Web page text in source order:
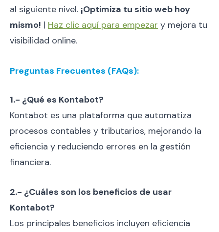
al siguiente nivel. ¡Optimiza tu sitio web hoy
mismo! | Haz clic aquí para empezar y mejora tu
visibilidad online.
Preguntas Frecuentes (FAQs):
1.- ¿Qué es Kontabot?
Kontabot es una plataforma que automatiza
procesos contables y tributarios, mejorando la
eficiencia y reduciendo errores en la gestión
financiera.
2.- ¿Cuáles son los beneficios de usar
Kontabot?
Los principales beneficios incluyen eficiencia